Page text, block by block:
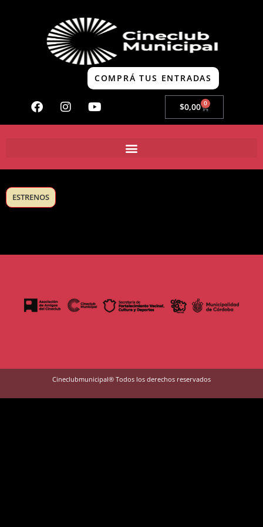
COMPRÁ TUS ENTRADAS
$0,00 0
ESTRENOS
Cineclubmunicipal® Todos los derechos reservados